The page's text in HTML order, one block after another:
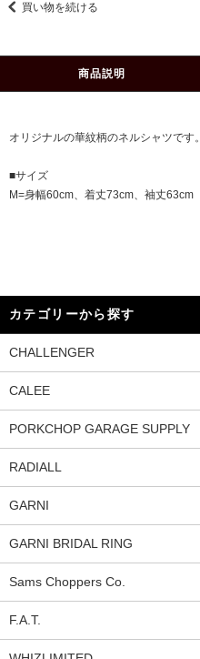
買い物を続ける
商品説明
オリジナルの華紋柄のネルシャツです。
■サイズ
M=身幅60cm、着丈73cm、袖丈63cm
カテゴリーから探す
CHALLENGER
CALEE
PORKCHOP GARAGE SUPPLY
RADIALL
GARNI
GARNI BRIDAL RING
Sams Choppers Co.
F.A.T.